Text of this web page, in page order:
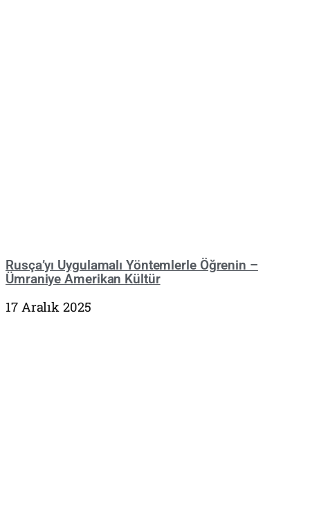
Rusça’yı Uygulamalı Yöntemlerle Öğrenin –
Ümraniye Amerikan Kültür
17 Aralık 2025